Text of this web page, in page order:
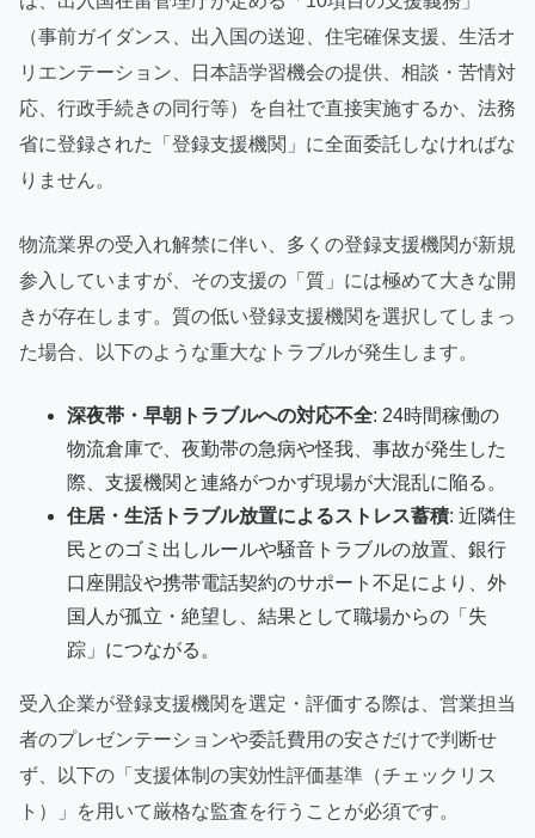
（事前ガイダンス、出入国の送迎、住宅確保支援、生活オ
リエンテーション、日本語学習機会の提供、相談・苦情対
応、行政手続きの同行等）を自社で直接実施するか、法務
省に登録された「登録支援機関」に全面委託しなければな
りません。
物流業界の受入れ解禁に伴い、多くの登録支援機関が新規
参入していますが、その支援の「質」には極めて大きな開
きが存在します。質の低い登録支援機関を選択してしまっ
た場合、以下のような重大なトラブルが発生します。
深夜帯・早朝トラブルへの対応不全: 24時間稼働の
物流倉庫で、夜勤帯の急病や怪我、事故が発生した
際、支援機関と連絡がつかず現場が大混乱に陥る。
住居・生活トラブル放置によるストレス蓄積: 近隣住
民とのゴミ出しルールや騒音トラブルの放置、銀行
口座開設や携帯電話契約のサポート不足により、外
国人が孤立・絶望し、結果として職場からの「失
踪」につながる。
受入企業が登録支援機関を選定・評価する際は、営業担当
者のプレゼンテーションや委託費用の安さだけで判断せ
ず、以下の「支援体制の実効性評価基準（チェックリス
ト）」を用いて厳格な監査を行うことが必須です。